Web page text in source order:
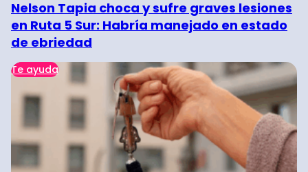
Nelson Tapia choca y sufre graves lesiones
en Ruta 5 Sur: Habría manejado en estado
de ebriedad
Te ayuda